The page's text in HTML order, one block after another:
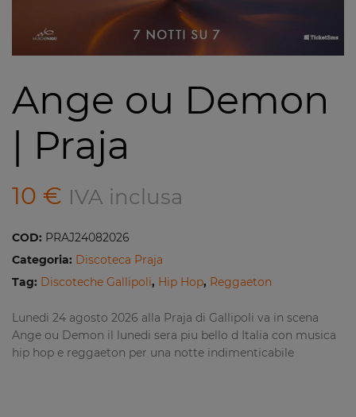
Ange ou Demon
| Praja
10 € IVA inclusa
COD: PRAJ24082026
Categoria: Discoteca Praja
Tag: Discoteche Gallipoli, Hip Hop, Reggaeton
Lunedi 24 agosto 2026 alla Praja di Gallipoli va in scena
Ange ou Demon il lunedi sera piu bello d Italia con musica
hip hop e reggaeton per una notte indimenticabile